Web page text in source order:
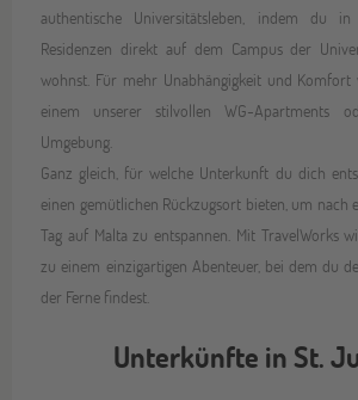
authentische Universitätsleben, indem du
Residenzen direkt auf dem Campus der
wohnst. Für mehr Unabhängigkeit und
einem unserer stilvollen WG-Apartments
Umgebung.
Ganz gleich, für welche Unterkunft du dich
einen gemütlichen Rückzugsort bieten, um nach
Tag auf Malta zu entspannen. Mit TravelWorks
zu einem einzigartigen Abenteuer, bei dem du
der Ferne findest.
Unterkünfte in St.